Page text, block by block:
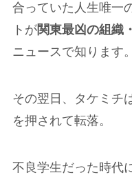
合っていた人生唯一
トが関東最凶の組織
ニュースで知ります。
その翌日、タケミチ
を押されて転落。
不良学生だった時代